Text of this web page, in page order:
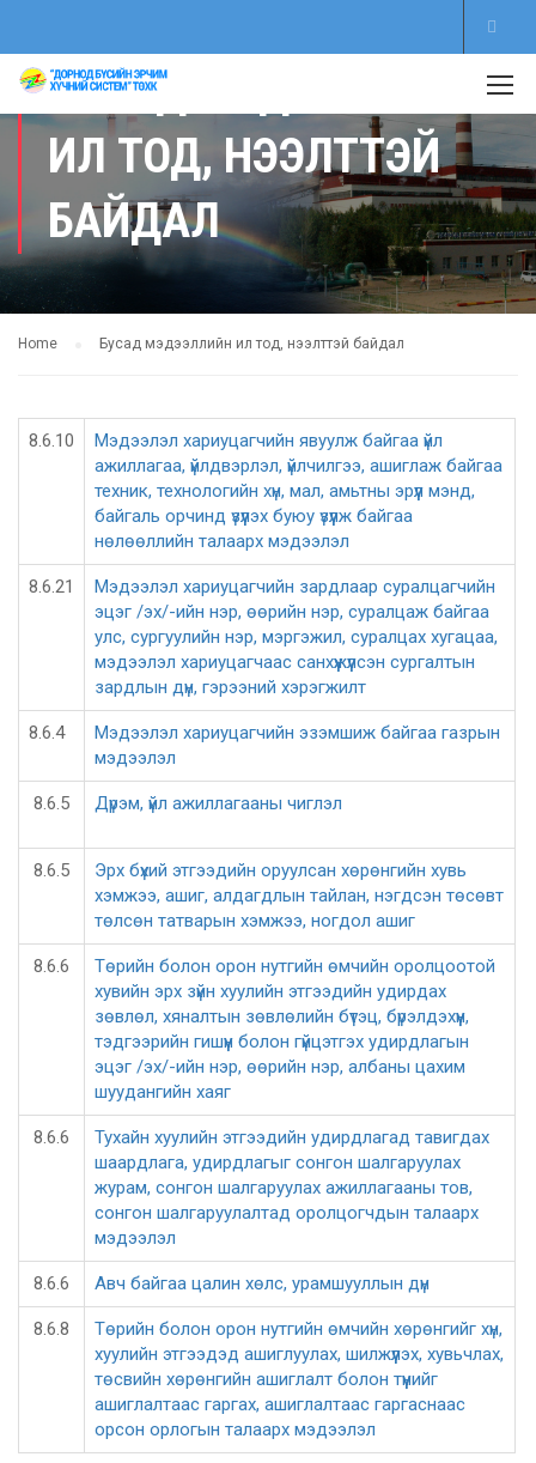
БУСАД МЭДЭЭЛЛИЙН
ИЛ ТОД, НЭЭЛТТЭЙ
БАЙДАЛ
Home Бусад мэдээллийн ил тод, нээлттэй байдал
8.6.10
Мэдээлэл хариуцагчийн явуулж байгаа үйл
ажиллагаа, үйлдвэрлэл, үйлчилгээ, ашиглаж байгаа
техник, технологийн хүн, мал, амьтны эрүүл мэнд,
байгаль орчинд үзүүлэх буюу үзүүлж байгаа
нөлөөллийн талаарх мэдээлэл
8.6.21
Мэдээлэл хариуцагчийн зардлаар суралцагчийн
эцэг /эх/-ийн нэр, өөрийн нэр, суралцаж байгаа
улс, сургуулийн нэр, мэргэжил, суралцах хугацаа,
мэдээлэл хариуцагчаас санхүүжүүлсэн сургалтын
зардлын дүн, гэрээний хэрэгжилт
8.6.4
Мэдээлэл хариуцагчийн эзэмшиж байгаа газрын
мэдээлэл
8.6.5 Дүрэм, үйл ажиллагааны чиглэл
8.6.5
Эрх бүхий этгээдийн оруулсан хөрөнгийн хувь
хэмжээ, ашиг, алдагдлын тайлан, нэгдсэн төсөвт
төлсөн татварын хэмжээ, ногдол ашиг
8.6.6
Төрийн болон орон нутгийн өмчийн оролцоотой
хувийн эрх зүйн хуулийн этгээдийн удирдах
зөвлөл, хяналтын зөвлөлийн бүтэц, бүрэлдэхүүн,
тэдгээрийн гишүүн болон гүйцэтгэх удирдлагын
эцэг /эх/-ийн нэр, өөрийн нэр, албаны цахим
шуудангийн хаяг
8.6.6
Тухайн хуулийн этгээдийн удирдлагад тавигдах
шаардлага, удирдлагыг сонгон шалгаруулах
журам, сонгон шалгаруулах ажиллагааны тов,
сонгон шалгаруулалтад оролцогчдын талаарх
мэдээлэл
8.6.6 Авч байгаа цалин хөлс, урамшууллын дүн
8.6.8
Төрийн болон орон нутгийн өмчийн хөрөнгийг хүн,
хуулийн этгээдэд ашиглуулах, шилжүүлэх, хувьчлах,
төсвийн хөрөнгийн ашиглалт болон түүнийг
ашиглалтаас гаргах, ашиглалтаас гаргаснаас
орсон орлогын талаарх мэдээлэл